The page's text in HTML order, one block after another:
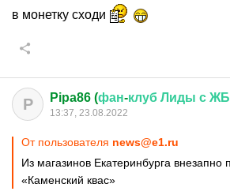
в монетку сходи
P Pipa86 (фан-клуб Лиды с
13:37, 23.08.2022
От пользователя news@e1.ru
Из магазинов Екатеринбурга внезапно
«Каменский квас»